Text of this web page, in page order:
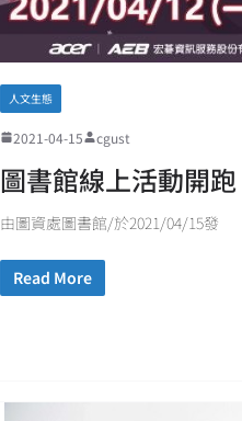
人文生態
2021-04-15 cgust
圖書館線上活動開
由圖資處圖書館/於2021/04/15發
Read More